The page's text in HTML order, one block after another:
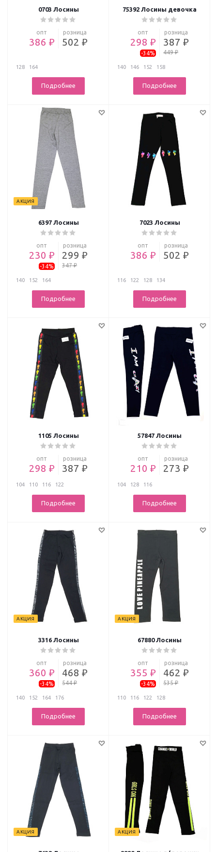
0703 Лосины
опт
386 ₽
розница
502 ₽
128 164
Подробнее
75392 Лосины девочка
опт
298 ₽
-34%
розница
387 ₽
449 ₽
140 146 152 158
Подробнее
АКЦИЯ
6397 Лосины
опт
230 ₽
-34%
розница
299 ₽
347 ₽
140 152 164
Подробнее
7023 Лосины
опт
386 ₽
розница
502 ₽
116 122 128 134
Подробнее
1105 Лосины
опт
298 ₽
розница
387 ₽
104 110 116 122
Подробнее
57847 Лосины
опт
210 ₽
розница
273 ₽
104 128 116
Подробнее
АКЦИЯ
3316 Лосины
опт
360 ₽
-34%
розница
468 ₽
544 ₽
140 152 164 176
Подробнее
АКЦИЯ
67880 Лосины
опт
355 ₽
-34%
розница
462 ₽
535 ₽
110 116 122 128
Подробнее
АКЦИЯ АКЦИЯ